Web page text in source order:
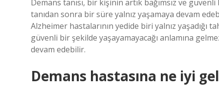
Demans tanısı, bir kişinin artık bağımsız ve
tanıdan sonra bir süre yalnız yaşamaya devam
Alzheimer hastalarının yedide biri yalnız yaşadığı
güvenli bir şekilde yaşayamayacağı anlamına
devam edebilir.
Demans hastasına ne iyi